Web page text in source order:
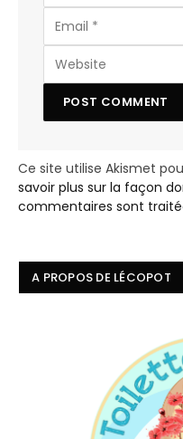
Ce site utilise Akismet
savoir plus sur la façon
commentaires sont
A PROPOS DE LÉCOPOT